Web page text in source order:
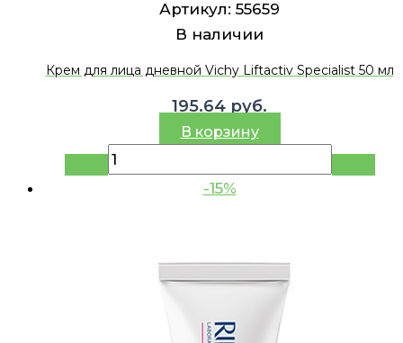
Артикул: 55659
В наличии
Крем для лица дневной Vichy Liftactiv Specialist 50 мл
195.64 руб.
В корзину
-15%